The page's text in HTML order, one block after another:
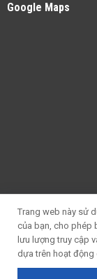
Google Maps
Trang web này sử
của bạn, cho phép
lưu lượng truy cập
dựa trên hoạt